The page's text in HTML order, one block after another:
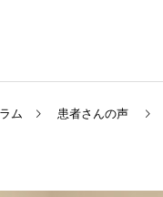
ム 患者さんの声